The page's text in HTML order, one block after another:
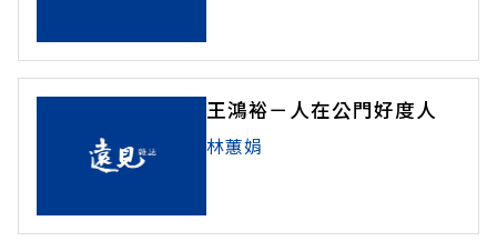
王鴻裕－人在公門好度人
林蕙娟